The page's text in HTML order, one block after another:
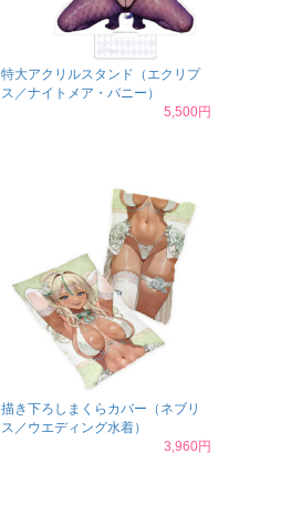
特大アクリルスタンド（エクリプ
ス／ナイトメア・バニー）
5,500円
描き下ろしまくらカバー（ネブリ
ス／ウエディング水着）
3,960円